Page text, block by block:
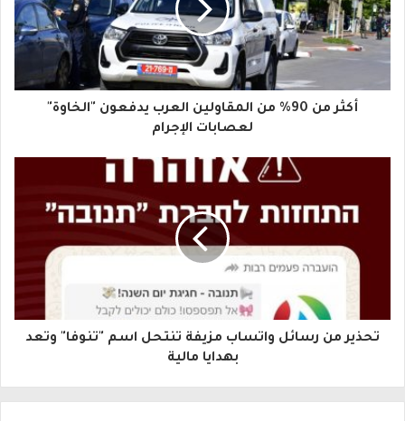
د
ك
ا
إ
أكثر من 90% من المقاولين العرب يدفعون "الخاوة"
لعصابات الإجرام
تحذير من رسائل واتساب مزيفة تنتحل اسم "تنوفا" وتعد
بهدايا مالية